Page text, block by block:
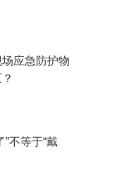
应急防护物
不等于“戴